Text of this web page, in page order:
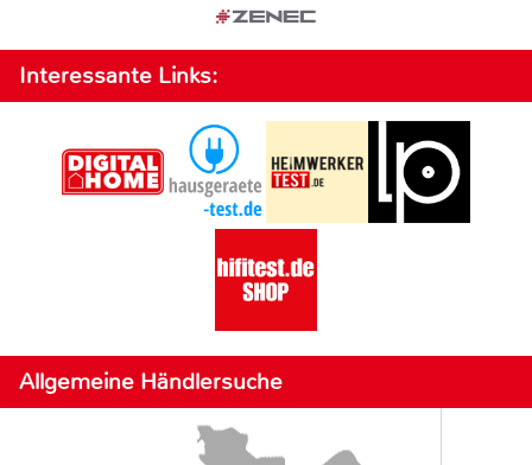
Interessante Links:
Allgemeine Händlersuche